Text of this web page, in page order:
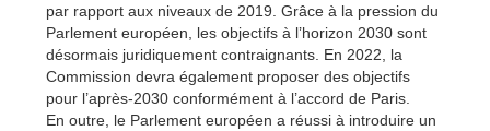
par rapport aux niveaux de 2019. Grâce à la pression du
Parlement européen, les objectifs à l’horizon 2030 sont
désormais juridiquement contraignants. En 2022, la
Commission devra également proposer des objectifs
pour l’après-2030 conformément à l’accord de Paris.
En outre, le Parlement européen a réussi à introduire un